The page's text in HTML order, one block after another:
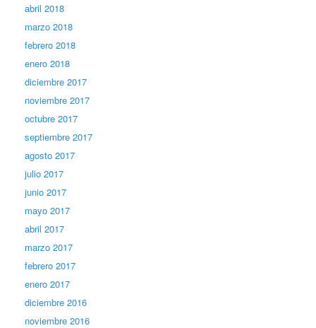
abril 2018
marzo 2018
febrero 2018
enero 2018
diciembre 2017
noviembre 2017
octubre 2017
septiembre 2017
agosto 2017
julio 2017
junio 2017
mayo 2017
abril 2017
marzo 2017
febrero 2017
enero 2017
diciembre 2016
noviembre 2016